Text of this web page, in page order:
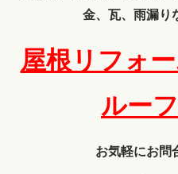
金、瓦、雨漏り
屋根リフォ
ルー
お気軽にお問